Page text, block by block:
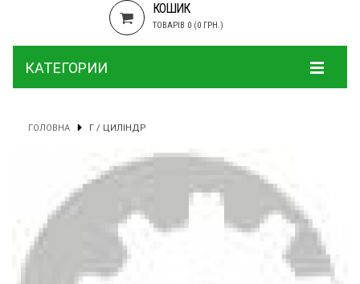
КОШИК
ТОВАРІВ 0 (0 ГРН.)
КАТЕГОРИИ
ГОЛОВНА Г / ЦИЛІНДР